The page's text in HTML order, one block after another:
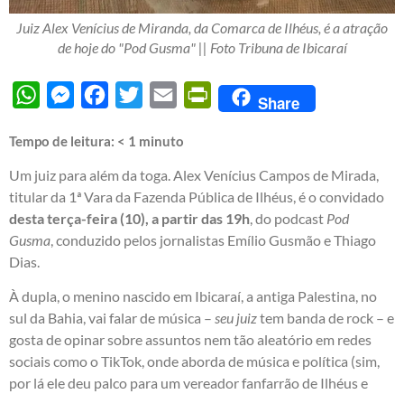
Juiz Alex Venícius de Miranda, da Comarca de Ilhéus, é a atração
de hoje do "Pod Gusma" || Foto Tribuna de Ibicaraí
WhatsAppMessengerFacebook
Twitter Email PrintFriendly
Share
Tempo de leitura: < 1 minuto
Um juiz para além da toga. Alex Venícius Campos de Mirada,
titular da 1ª Vara da Fazenda Pública de Ilhéus, é o convidado
desta terça-feira (10), a partir das 19h , do podcast Pod
Gusma , conduzido pelos jornalistas Emílio Gusmão e Thiago
Dias.
À dupla, o menino nascido em Ibicaraí, a antiga Palestina, no
sul da Bahia, vai falar de música – seu juiztem banda de rock – e
gosta de opinar sobre assuntos nem tão aleatório em redes
sociais como o TikTok, onde aborda de música e política (sim,
por lá ele deu palco para um vereador fanfarrão de Ilhéus e